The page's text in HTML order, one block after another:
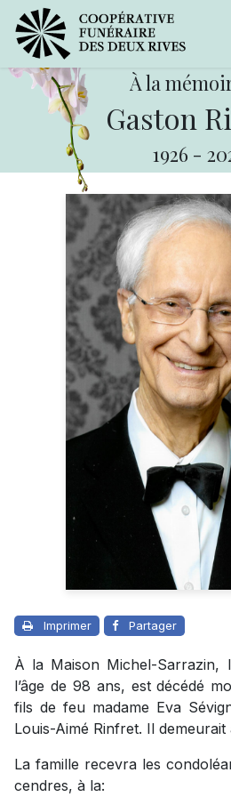
À la
Gaston
1926 -
Imprimer Partager
À la Maison Michel-
l’âge de 98 ans, est décédé
fils de feu madame Eva
Louis-Aimé Rinfret. Il demeurait
La famille recevra les
cendres, à la: